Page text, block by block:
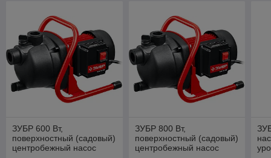
ЗУБР 600 Вт,
поверхностный (садовый)
центробежный насос
ЗУБР 800 Вт,
поверхностный (садовый)
центробежный насос